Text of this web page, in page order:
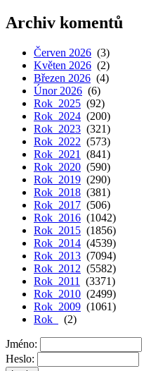
Archiv komentů
Červen 2026 (3)
Květen 2026 (2)
Březen 2026 (4)
Únor 2026 (6)
Rok 2025 (92)
Rok 2024 (200)
Rok 2023 (321)
Rok 2022 (573)
Rok 2021
(841)
Rok 2020 (590)
Rok 2019 (290)
Rok 2018 (381)
Rok 2017 (506)
Rok 2016 (1042)
Rok 2015 (1856)
Rok 2014 (4539)
Rok 2013 (7094)
Rok 2012 (5582)
Rok 2011
(3371)
Rok 2010 (2499)
Rok 2009 (1061)
Rok
(2)
Jméno:
Heslo: